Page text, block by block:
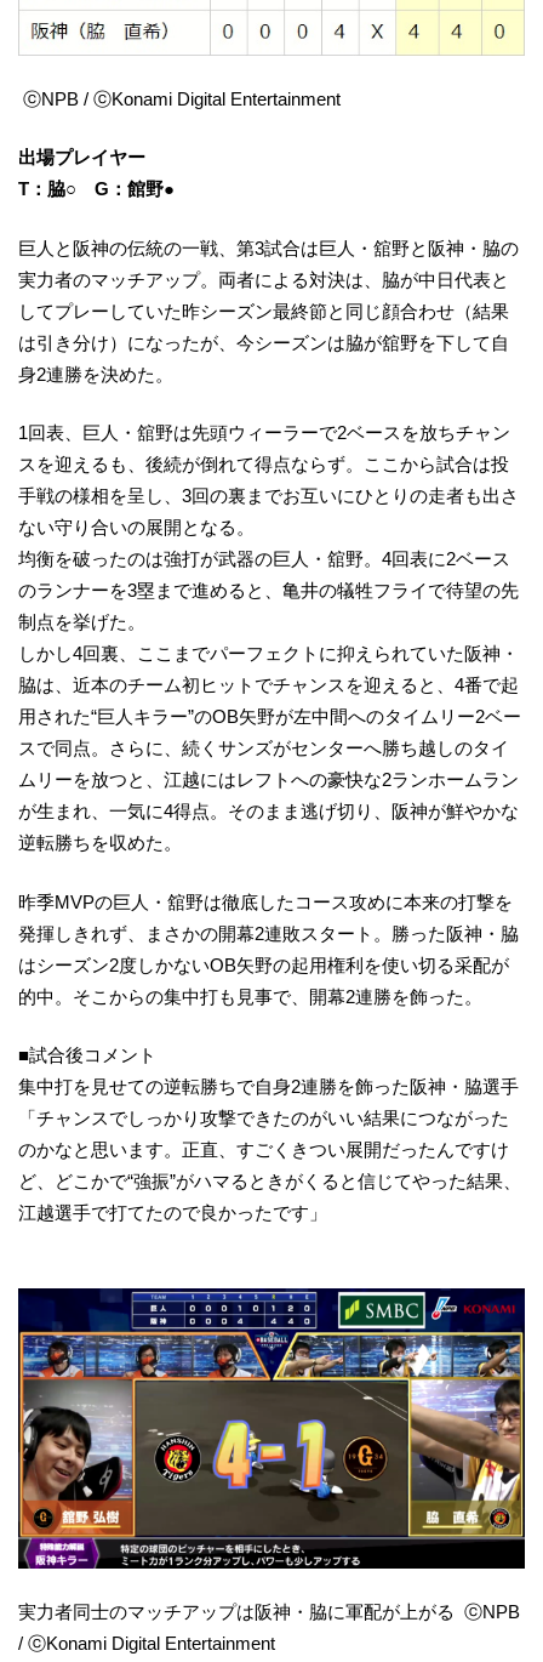
ⓒNPB / ⓒKonami Digital Entertainment
出場プレイヤー
T：脇○ G：館野●
巨人と阪神の伝統の一戦、第3試合は巨人・舘野と阪神・脇の
実力者のマッチアップ。両者による対決は、脇が中日代表と
してプレーしていた昨シーズン最終節と同じ顔合わせ（結果
は引き分け）になったが、今シーズンは脇が舘野を下して自
身2連勝を決めた。
1回表、巨人・舘野は先頭ウィーラーで2ベースを放ちチャン
スを迎えるも、後続が倒れて得点ならず。ここから試合は投
手戦の様相を呈し、3回の裏までお互いにひとりの走者も出さ
ない守り合いの展開となる。
均衡を破ったのは強打が武器の巨人・舘野。4回表に2ベース
のランナーを3塁まで進めると、亀井の犠牲フライで待望の先
制点を挙げた。
しかし4回裏、ここまでパーフェクトに抑えられていた阪神・
脇は、近本のチーム初ヒットでチャンスを迎えると、4番で起
用された“巨人キラー”のOB矢野が左中間へのタイムリー2ベー
スで同点。さらに、続くサンズがセンターへ勝ち越しのタイ
ムリーを放つと、江越にはレフトへの豪快な2ランホームラン
が生まれ、一気に4得点。そのまま逃げ切り、阪神が鮮やかな
逆転勝ちを収めた。
昨季MVPの巨人・舘野は徹底したコース攻めに本来の打撃を
発揮しきれず、まさかの開幕2連敗スタート。勝った阪神・脇
はシーズン2度しかないOB矢野の起用権利を使い切る采配が
的中。そこからの集中打も見事で、開幕2連勝を飾った。
■試合後コメント
集中打を見せての逆転勝ちで自身2連勝を飾った阪神・脇選手
「チャンスでしっかり攻撃できたのがいい結果につながった
のかなと思います。正直、すごくきつい展開だったんですけ
ど、どこかで“強振”がハマるときがくると信じてやった結果、
江越選手で打てたので良かったです」
実力者同士のマッチアップは阪神・脇に軍配が上がる ⓒNPB
/ ⓒKonami Digital Entertainment